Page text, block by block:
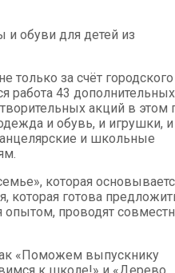
и обуви для детей из
только за счёт городского
работа 43 дополнительных
акций в этом
и обувь, и игрушки, и
и школьные
которая
готова
опытом, проводят
«Поможем выпускнику
к школе!» и «Дерево